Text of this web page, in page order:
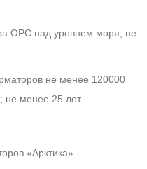
ОРС над уровнем моря, не
не менее 120000
не менее 25 лет.
«Арктика» -